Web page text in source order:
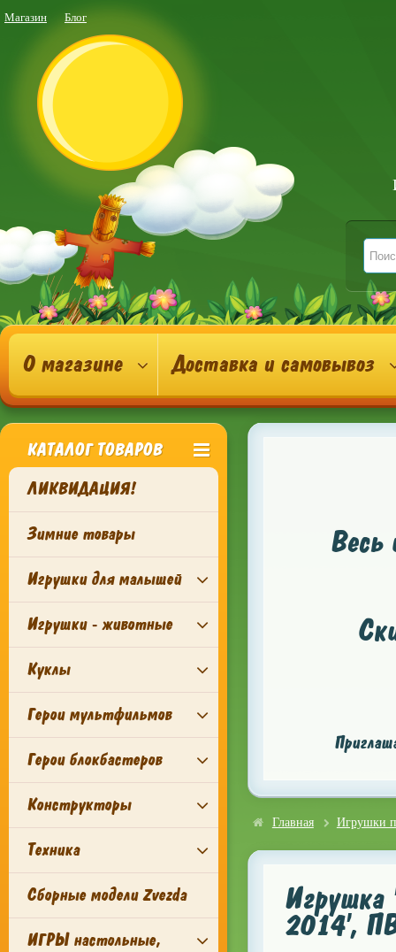
Магазин Блог
О магазине Доставка и самовывоз
КАТАЛОГ ТОВАРОВ
ЛИКВИДАЦИЯ!
Зимние товары
Игрушки для малышей
Игрушки - животные
Куклы
Герои мультфильмов
Герои блокбастеров
Конструкторы
Техника
Сборные модели Zvezda
ИГРЫ настольные,
Весь
Главная Игрушки
Игрушка
2014',